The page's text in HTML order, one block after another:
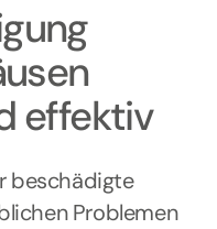
effektiv
beschädigte
Problemen